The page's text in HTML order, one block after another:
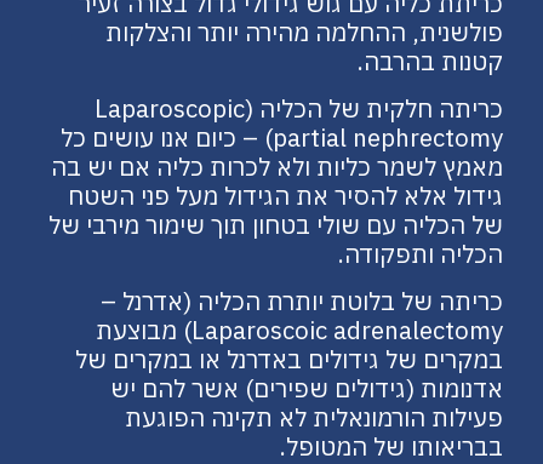
פולשנית, ההחלמה מהירה יותר והצלקות
קטנות בהרבה.
כריתה חלקית של הכליה (Laparoscopic
partial nephrectomy) – כיום אנו עושים כל
מאמץ לשמר כליות ולא לכרות כליה אם יש בה
גידול אלא להסיר את הגידול מעל פני השטח
של הכליה עם שולי בטחון תוך שימור מירבי של
הכליה ותפקודה.
כריתה של בלוטת יותרת הכליה (אדרנל –
Laparoscoic adrenalectomy) מבוצעת
במקרים של גידולים באדרנל או במקרים של
אדנומות (גידולים שפירים) אשר להם יש
פעילות הורמונאלית לא תקינה הפוגעת
בבריאותו של המטופל.